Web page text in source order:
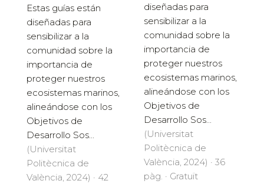
Estas guías están
diseñadas para
sensibilizar a la
comunidad sobre la
importancia de
proteger nuestros
ecosistemas marinos,
alineándose con los
Objetivos de
Desarrollo Sos...
(Universitat
Politècnica de
València, 2024) · 42
diseñadas para
sensibilizar a la
comunidad sobre la
importancia de
proteger nuestros
ecosistemas marinos,
alineándose con los
Objetivos de
Desarrollo Sos...
(Universitat
Politècnica de
València, 2024) · 36
pàg. · Gratuït